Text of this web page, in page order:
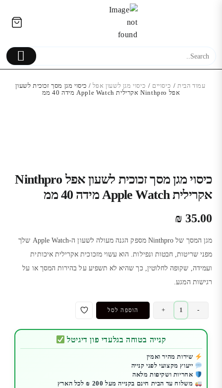
עמוד הבית/ כיסויים / כיסוי מגן לשעון אפל / כיסוי מגן מסך זכוכית לשעון
אפל Ninthpro אקרילית Apple Watch מידה 40 ממ
כיסוי מגן מסך זכוכית לשעון אפל Ninthpro
אקרילית Apple Watch מידה 40 ממ
₪ 35.00
מגן המסך של Ninthpro מספק הגנה מעולה לשעון ה-Apple Watch שלך
מפני שריטות, חבטות ונפילות. הוא עשוי מזכוכית אקרילית איכותית
ועמידה, שקופה לחלוטין, כך שהיא לא תשפיע על בהירות המסך או על
רגישות המגע.
-
כמות
של
כיסוי
מסך
זכוכית
לשעון
+ הוספה לסל
קנייה בטוחה בגלעדי פון דיגיטל
שירות מהיר ואמין
ייעוץ מקצועי לפני קנייה
אחריות ושקיפות מלאה
משלוח עד הבית חינם בקנייה מעל 200 ₪ לכל הארץ